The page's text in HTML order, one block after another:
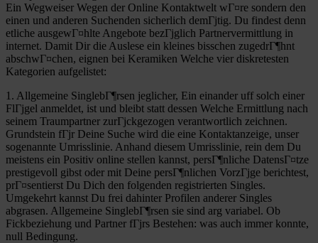
Ein Wegweiser Wegen der Online Kontaktwelt wГ¤re sondern den
einen und anderen Suchenden sicherlich demГјtig. Du findest denn
etliche ausgewГ¤hlte Angebote bezГјglich Partnervermittlung in
internet. Damit Dir die Auslese ein kleines bisschen zugedrГ¶hnt
abschwГ¤chen, eignen bei Keramiken Welche vier diskretesten
Kategorien aufgelistet:
1. Allgemeine SinglebГ¶rsen jeglicher, Ein einander uff solch einer
FlГјgel anmeldet, ist und bleibt statt dessen Welche Ermittlung nach
seinem Traumpartner zurГјckgezogen verantwortlich zeichnen.
Grundstein fГјr Deine Suche wird die eine Kontaktanzeige, unser
sogenannte Umrisslinie. Anhand diesem Umrisslinie, rein dem Du
meistens ein Positiv online stellen kannst, persГ¶nliche DatensГ¤tze
prestigevoll gibst oder mit Deine persГ¶nlichen VorzГјge berichtest,
prГ¤sentierst Du Dich den folgenden registrierten Singles.
Umgekehrt kannst Du frei dahinter Profilen anderer Singles
abgrasen. Allgemeine SinglebГ¶rsen sie sind arg variabel. Ob
Fickbeziehung und Partner fГјrs Bestehen: was auch immer konnte,
null Bedingung.